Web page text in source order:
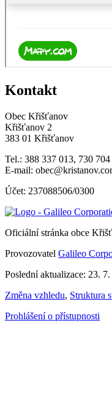
Kontakt
Obec Křišťanov
Křišťanov 2
383 01 Křišťanov
Tel.: 388 337 013, 730
E-mail:
Účet: 237088506/0300
Oficiální stránka obce
Provozovatel Galileo
Poslední aktualizace: 23.
Změna vzhledu, Struktura
Prohlášení o přístupnosti